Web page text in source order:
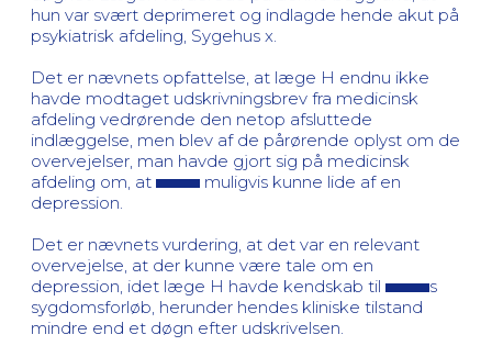
hun var svært deprimeret og indlagde hende akut på
psykiatrisk afdeling, Sygehus x.
Det er nævnets opfattelse, at læge H endnu ikke
havde modtaget udskrivningsbrev fra medicinsk
afdeling vedrørende den netop afsluttede
indlæggelse, men blev af de pårørende oplyst om de
overvejelser, man havde gjort sig på medicinsk
afdeling om, at
muligvis kunne lide af en
depression.
Det er nævnets vurdering, at det var en relevant
overvejelse, at der kunne være tale om en
depression, idet læge H havde kendskab til
s
sygdomsforløb, herunder hendes kliniske tilstand
mindre end et døgn efter udskrivelsen.